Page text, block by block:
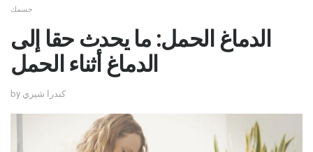
جسمك
الدماغ الحمل: ما يحدث حقا إلى
الدماغ أثناء الحمل
by كندرا شيري